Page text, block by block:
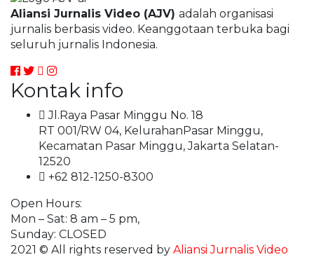
Aliansi Jurnalis Video (AJV) adalah organisasi
jurnalis berbasis video. Keanggotaan terbuka bagi
seluruh jurnalis Indonesia.
Kontak info
Jl.Raya Pasar Minggu No. 18
RT 001/RW 04, KelurahanPasar Minggu,
Kecamatan Pasar Minggu, Jakarta Selatan-
12520
+62 812-1250-8300
Open Hours:
Mon – Sat: 8 am – 5 pm,
Sunday: CLOSED
2021 © All rights reserved by Aliansi Jurnalis Video